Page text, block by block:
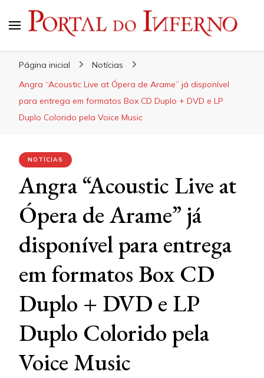
Página inicial
Notícias
Angra “Acoustic Live at Ópera de Arame” já disponível
para entrega em formatos Box CD Duplo + DVD e LP
Duplo Colorido pela Voice Music
NOTÍCIAS
Angra “Acoustic Live at
Ópera de Arame” já
disponível para entrega
em formatos Box CD
Duplo + DVD e LP
Duplo Colorido pela
Voice Music